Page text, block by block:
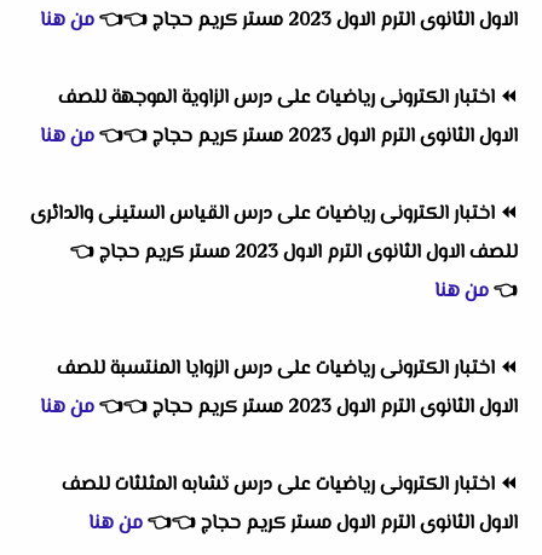
الاول الثانوى الترم الاول 2023 مستر كريم حجاج
👈
👈من هنا
⏪ اختبار الكترونى رياضيات على درس الزاوية الموجهة للصف
الاول الثانوى الترم الاول 2023 مستر كريم حجاج
👈
👈من هنا
⏪ اختبار الكترونى رياضيات على درس القياس الستينى والدائرى
للصف الاول الثانوى الترم الاول 2023 مستر كريم حجاج
👈
👈من هنا
⏪ اختبار الكترونى رياضيات على درس الزوايا المنتسبة للصف
الاول الثانوى الترم الاول 2023 مستر كريم حجاج
👈
👈من هنا
⏪ اختبار الكترونى رياضيات على درس تشابه المثلثات للصف
الاول الثانوى الترم الاول مستر كريم حجاج👈
👈من هنا